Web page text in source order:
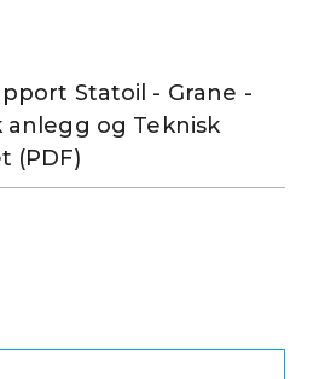
Statoil - Grane -
anlegg og Teknisk
(PDF)